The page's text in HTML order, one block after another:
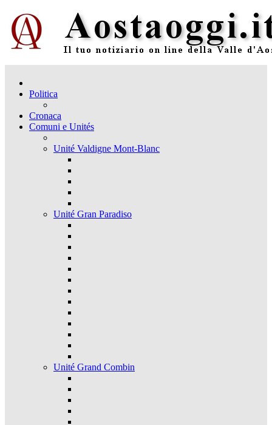
Politica
Cronaca
Comuni e Unités
Unité Valdigne Mont-Blanc
Unité Gran Paradiso
Unité Grand Combin